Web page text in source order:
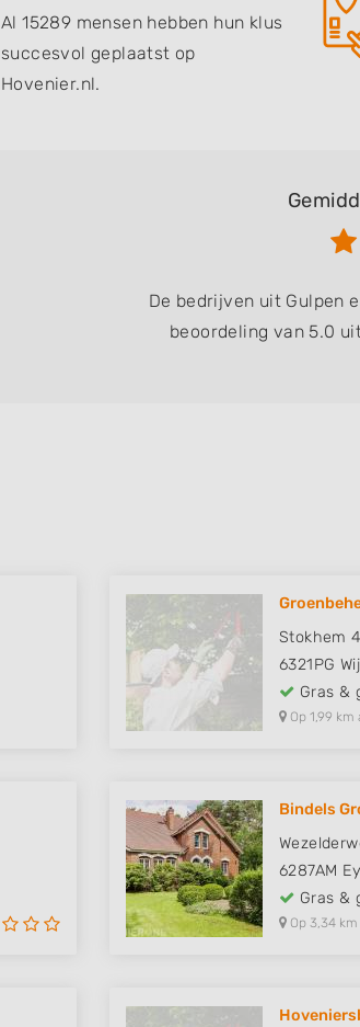
Al 15289 mensen hebben hun klus
succesvol geplaatst op
Hovenier.nl.
De bedrijven uit Gulpen
beoordeling van 5.0
Stokhem 4
6321PG
Gras &
Op 1,99 km
Bindels
6287AM
Gras &
Op 3,34